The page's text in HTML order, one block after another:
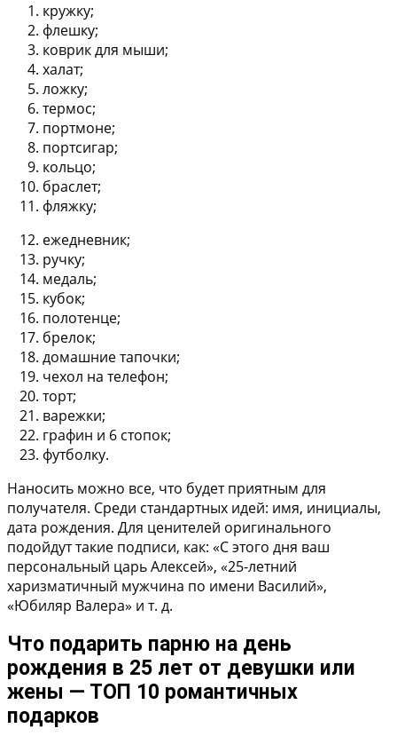
кружку;
флешку;
коврик для мыши;
халат;
ложку;
термос;
портмоне;
портсигар;
кольцо;
браслет;
фляжку;
ежедневник;
ручку;
медаль;
кубок;
полотенце;
брелок;
домашние тапочки;
чехол на телефон;
торт;
варежки;
графин и 6 стопок;
футболку.
Наносить можно все, что будет приятным для
получателя. Среди стандартных идей: имя, инициалы,
дата рождения. Для ценителей оригинального
подойдут такие подписи, как: «С этого дня ваш
персональный царь Алексей», «25-летний
харизматичный мужчина по имени Василий»,
«Юбиляр Валера» и т. д.
Что подарить парню на день
рождения в 25 лет от девушки или
жены — ТОП 10 романтичных
подарков